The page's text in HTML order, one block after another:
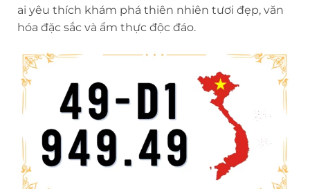
ai yêu thích khám phá thiên nhiên tươi đẹp, văn
hóa đặc sắc và ẩm thực độc đáo.